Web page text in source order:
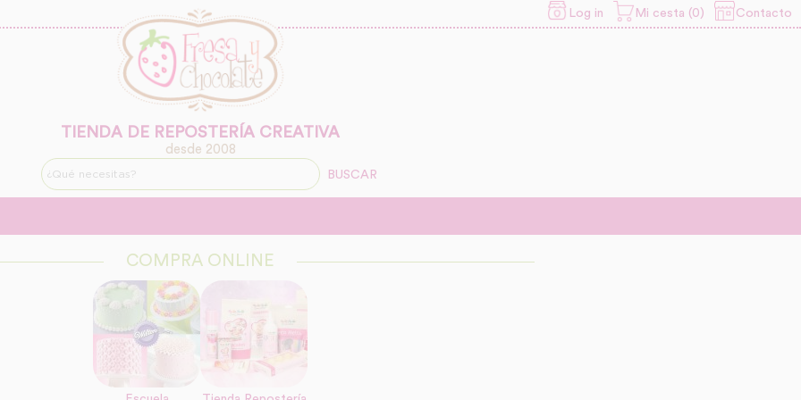
Log in Mi cesta (0) Contacto
TIENDA DE REPOSTERÍA CREATIVA
desde 2008
BUSCAR
COMPRA ONLINE